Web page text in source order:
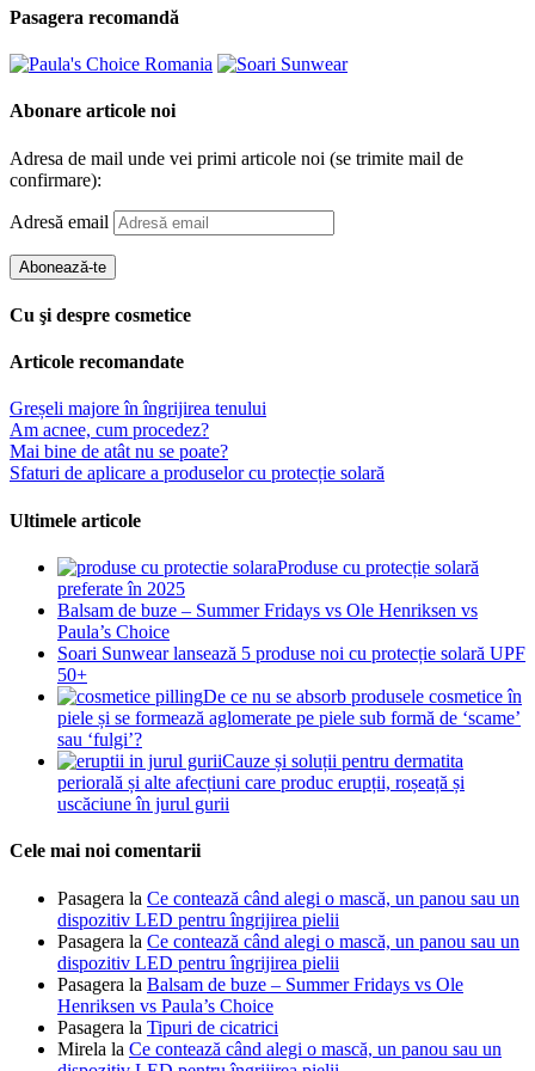
Pasagera recomandă
Abonare articole noi
Adresa de mail unde vei primi articole noi (se trimite mail de
confirmare):
Adresă email
Abonează-te
Cu şi despre cosmetice
Articole recomandate
Greșeli majore în îngrijirea tenului
Am acnee, cum procedez?
Mai bine de atât nu se poate?
Sfaturi de aplicare a produselor cu protecție solară
Ultimele articole
Produse cu protecție solară
preferate în 2025
Balsam de buze – Summer Fridays vs Ole Henriksen vs
Paula’s Choice
Soari Sunwear lansează 5 produse noi cu protecție solară UPF
50+
De ce nu se absorb produsele cosmetice în
piele și se formează aglomerate pe piele sub formă de ‘scame’
sau ‘fulgi’?
Cauze și soluții pentru dermatita
periorală și alte afecțiuni care produc erupții, roșeață și
uscăciune în jurul gurii
Cele mai noi comentarii
Pasagera la Ce contează când alegi o mască, un panou sau un
dispozitiv LED pentru îngrijirea pielii
Pasagera la Ce contează când alegi o mască, un panou sau un
dispozitiv LED pentru îngrijirea pielii
Pasagera la Balsam de buze – Summer Fridays vs Ole
Henriksen vs Paula’s Choice
Pasagera la Tipuri de cicatrici
Mirela la Ce contează când alegi o mască, un panou sau un